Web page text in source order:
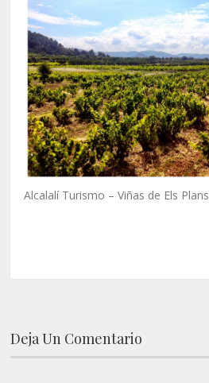
Alcalalí Turismo – Viñas de Els Plans
Deja Un Comentario